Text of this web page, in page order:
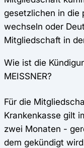
gesetzlichen in die
wechseln oder
Mitgliedschaft in
Wie ist die
MEISSNER?
Für die
Krankenkasse gilt
zwei Monaten -
dem gekündigt